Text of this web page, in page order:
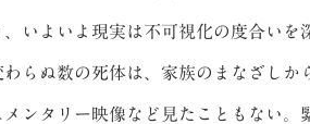
いよいよ現実は不可視化の度合いを
らぬ数の死体は、家族のまなざし
メンタリー映像など見たこともない